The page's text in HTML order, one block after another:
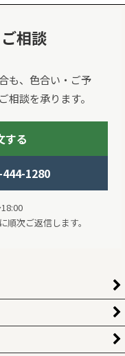
相談
も、色合い・ご予
相談を承ります。
する
1280
順次ご返信します。